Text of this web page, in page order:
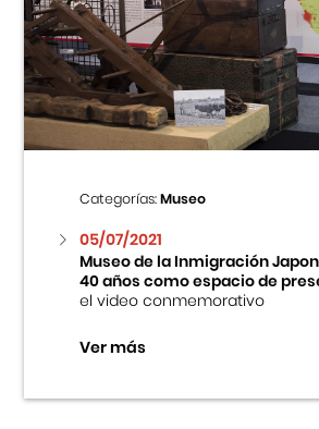
Categorías:Museo
05/07/2021
Museo de la Inmigración
40 años como espacio de
el video conmemorativo
Ver más